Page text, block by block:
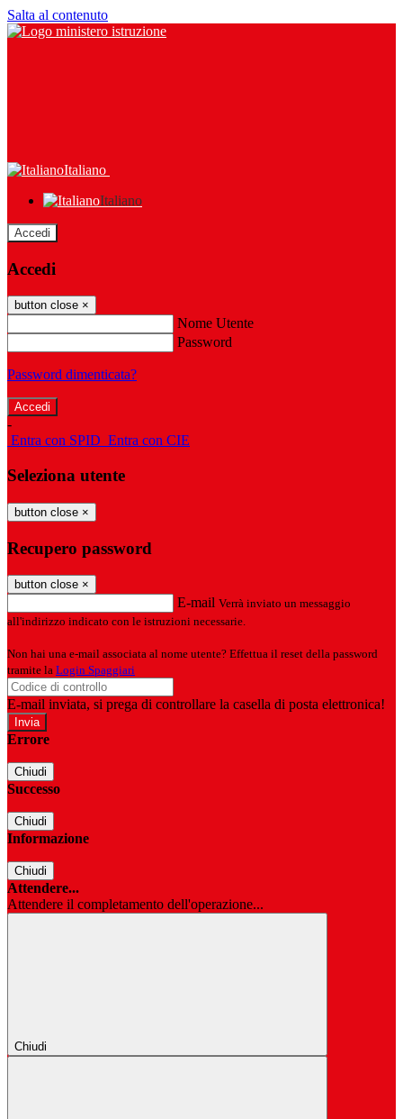
Salta al contenuto
Italiano
Italiano
Accedi
Accedi
button close ×
Nome Utente
Password
Password dimenticata?
-
Entra con SPID Entra con CIE
Seleziona utente
button close ×
Recupero password
button close ×
E-mail Verrà inviato un messaggio
all'indirizzo indicato con le istruzioni necessarie.
Non hai una e-mail associata al nome utente? Effettua il reset della password
tramite la Login Spaggiari
E-mail inviata, si prega di controllare la casella di posta elettronica!
Errore
Chiudi
Successo
Chiudi
Informazione
Chiudi
Attendere...
Attendere il completamento dell'operazione...
Chiudi